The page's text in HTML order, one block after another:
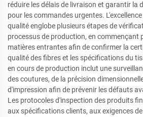
réduire les délais de livraison et garantir la
pour les commandes urgentes.
qualité englobe plusieurs étapes de
processus de production, en commençant
matières entrantes afin de confirmer la
qualité des fibres et les spécifications du
en cours de production inclut une
des coutures, de la précision
d'impression afin de prévenir les défauts
Les protocoles d'inspection des produits
aux spécifications clients, aux exigences